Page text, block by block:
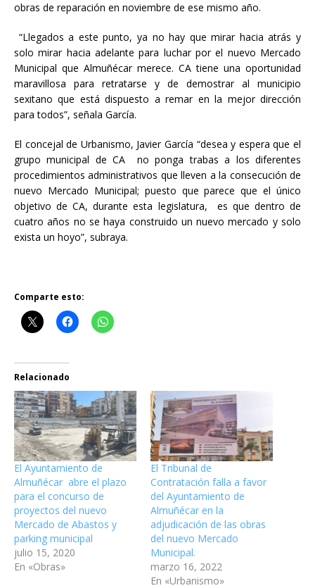
obras de reparación en noviembre de ese mismo año.
“Llegados a este punto, ya no hay que mirar hacia atrás y
solo mirar hacia adelante para luchar por el nuevo Mercado
Municipal que Almuñécar merece. CA tiene una oportunidad
maravillosa para retratarse y de demostrar al municipio
sexitano que está dispuesto a remar en la mejor dirección
para todos”, señala García.
El concejal de Urbanismo, Javier García “desea y espera que el
grupo municipal de CA no ponga trabas a los diferentes
procedimientos administrativos que lleven a la consecución de
nuevo Mercado Municipal; puesto que parece que el único
objetivo de CA, durante esta legislatura, es que dentro de
cuatro años no se haya construido un nuevo mercado y solo
exista un hoyo”, subraya.
Comparte esto:
Relacionado
El Ayuntamiento de
Almuñécar abre el plazo
para el concurso de
proyectos del nuevo
Mercado de Abastos y
parking municipal
julio 15, 2020
En «Obras»
El Tribunal de
Contratación falla a favor
del Ayuntamiento de
Almuñécar en la
adjudicación de las obras
del nuevo Mercado
Municipal.
marzo 16, 2022
En «Urbanismo»